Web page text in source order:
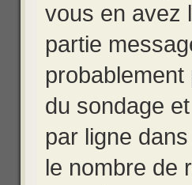
vous en avez
partie
du sondage
par ligne
le nombre de